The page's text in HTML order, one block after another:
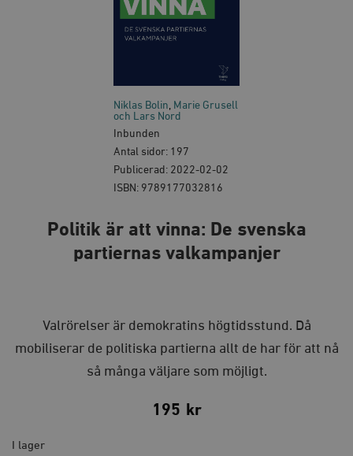
Niklas Bolin
Marie Grusell
och Lars Nord
Inbunden
Antal sidor: 197
Publicerad: 2022-02-02
ISBN: 9789177032816
Politik är att vinna: De svenska
partiernas valkampanjer
Valrörelser är demokratins högtidsstund. Då
mobiliserar de politiska partierna allt de har för att nå
så många väljare som möjligt.
195 kr
I lager